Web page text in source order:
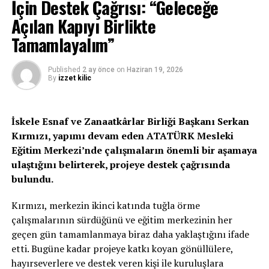
güçlerini halktan aldıklarını, halk için düzenlemeler
yaptıklarını söyledi.
Üstel, hükümet olarak kamu hizmetinde boşalan
kadroların doldurulması için de gereken adımları
attıklarını kaydeden Üstel, her alanda gereken adımları
attıklarını, hal yasası kapsamında hallerle ilgili
Üstel, Türkiye Cumhuriyeti ile enerji alanında yapılan
çalışmaları da anlatarak, hizmet için göreve devam
edeceklerini, seçime değil hizmete odaklandıklarını
belirtti.
Başbakan Üstel de, yeniden söz alarak, kimsenin rozetine
göre değil, halka eşit hizmet götürmek için çalıştıklarını
işaret ederek, hiçbir çalışanı, sektörü ayırmadıklarını,
insanların mutlu olduğunu, ülkenin de en güvenli ülke
olduğunu kaydetti.
İçin Destek Çağrısı: “Geleceğe
Açılan Kapıyı Birlikte
Tamamlayalım”
Published 2 ay önce on Haziran 19, 2026
By izzet kilic
İskele Esnaf ve Zanaatkârlar Birliği Başkanı Serkan
Kırmızı, yapımı devam eden ATATÜRK Mesleki
Eğitim Merkezi’nde çalışmaların önemli bir aşamaya
ulaştığını belirterek, projeye destek çağrısında
bulundu.
Kırmızı, merkezin ikinci katında tuğla örme
çalışmalarının sürdüğünü ve eğitim merkezinin her
geçen gün tamamlanmaya biraz daha yaklaştığını ifade
etti. Bugüne kadar projeye katkı koyan gönüllülere,
hayırseverlere ve destek veren kişi ile kuruluşlara